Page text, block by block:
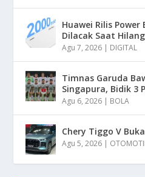
Huawei Rilis Power
Dilacak Saat Hilang
Agu 7, 2026 | DIGITAL
Timnas Garuda
Singapura, Bidik 3
Agu 6, 2026 | BOLA
Chery Tiggo V
Agu 5, 2026 |